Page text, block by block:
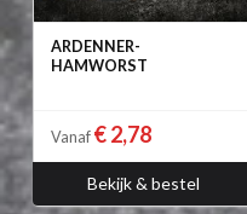
ARDENNER-
HAMWORST
Vanaf € 2,78
Bekijk & bestel